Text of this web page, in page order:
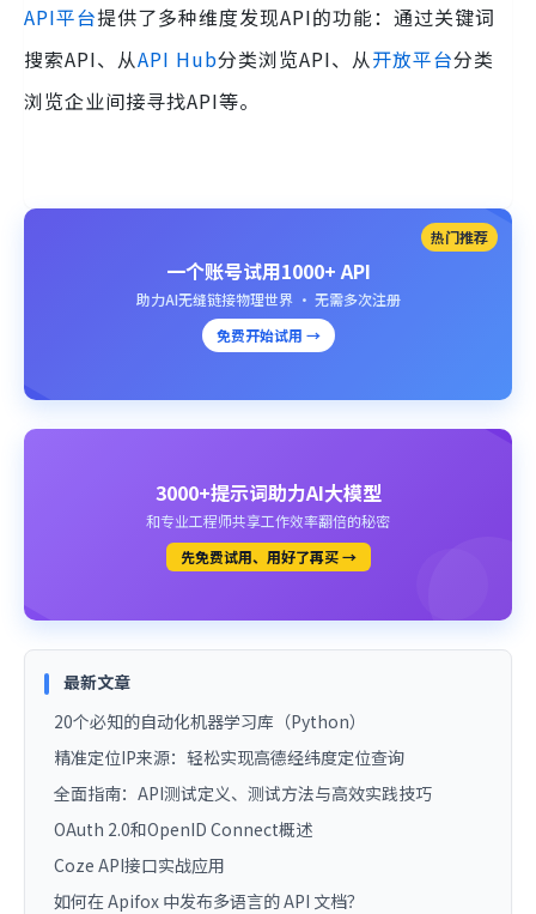
API平台提供了多种维度发现API的功能：通过关键词
搜索API、从API Hub分类浏览API、从开放平台分类
浏览企业间接寻找API等。
热门推荐
一个账号试用1000+ API
助力AI无缝链接物理世界 · 无需多次注册
免费开始试用 →
3000+提示词助力AI大模型
和专业工程师共享工作效率翻倍的秘密
先免费试用、用好了再买 →
最新文章
20个必知的自动化机器学习库（Python）
精准定位IP来源：轻松实现高德经纬度定位查询
全面指南：API测试定义、测试方法与高效实践技巧
OAuth 2.0和OpenID Connect概述
Coze API接口实战应用
如何在 Apifox 中发布多语言的 API 文档？